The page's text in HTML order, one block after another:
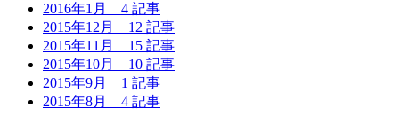
2016年1月 4 記事
2015年12月 12 記事
2015年11月 15 記事
2015年10月 10 記事
2015年9月 1 記事
2015年8月 4 記事